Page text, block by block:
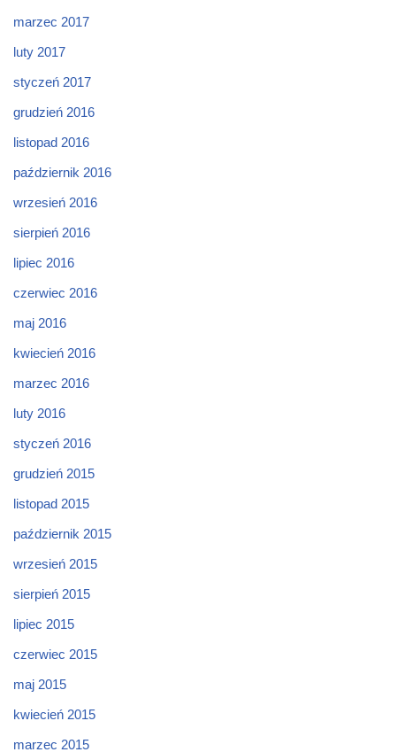
marzec 2017
luty 2017
styczeń 2017
grudzień 2016
listopad 2016
październik 2016
wrzesień 2016
sierpień 2016
lipiec 2016
czerwiec 2016
maj 2016
kwiecień 2016
marzec 2016
luty 2016
styczeń 2016
grudzień 2015
listopad 2015
październik 2015
wrzesień 2015
sierpień 2015
lipiec 2015
czerwiec 2015
maj 2015
kwiecień 2015
marzec 2015